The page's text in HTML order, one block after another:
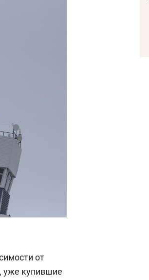
от
уже купившие